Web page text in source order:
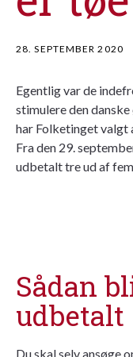
28. SEPTEMBER 2020
Egentlig var de
stimulere den
har Folketinget valgt
Fra den 29.
udbetalt tre ud af
Sådan
udbetalt
Du skal selv ansøge